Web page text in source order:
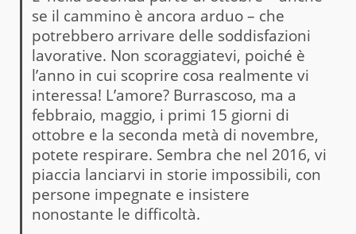
se il cammino è ancora arduo – che
potrebbero arrivare delle soddisfazioni
lavorative. Non scoraggiatevi, poiché è
l’anno in cui scoprire cosa realmente vi
interessa! L’amore? Burrascoso, ma a
febbraio, maggio, i primi 15 giorni di
ottobre e la seconda metà di novembre,
potete respirare. Sembra che nel 2016, vi
piaccia lanciarvi in storie impossibili, con
persone impegnate e insistere
nonostante le difficoltà.